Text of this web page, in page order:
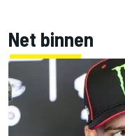
Net binnen